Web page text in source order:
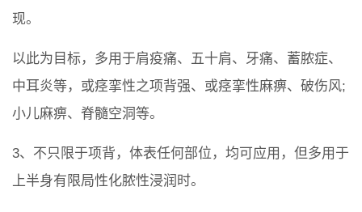
现。
以此为目标，多用于肩疫痛、五十肩、牙痛、蓄脓症、
中耳炎等，或痉挛性之项背强、或痉挛性麻痹、破伤风;
小儿麻痹、脊髓空洞等。
3、不只限于项背，体表任何部位，均可应用，但多用于
上半身有限局性化脓性浸润时。